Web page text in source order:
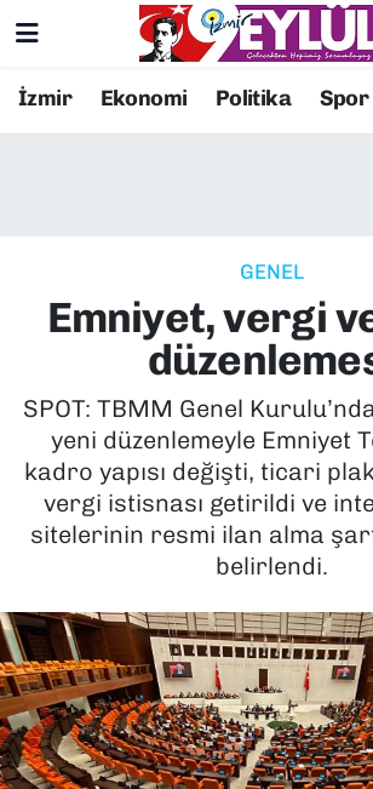
İzmir Ekonomi Politika Spor
GENEL
Emniyet, vergi
SPOT: TBMM Genel
yeni düzenlemeyle Emniyet
kadro yapısı değişti, ticari
vergi istisnası getirildi ve
sitelerinin resmi ilan alma
belirlendi.
Resmi İlanlar
EKONOMİ
KÜLTÜR SANAT
MAGAZİN
POLİTİKA
SPOR
TEKNOLOJİ
YAŞAM
Konak Nöbetçi Eczaneler
Süper Lig Puan Durumu ve
Tüm Manşetler
Son Dakika Haberleri
Haber Arşivi